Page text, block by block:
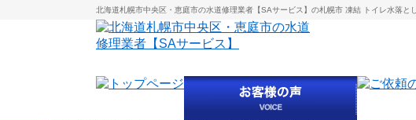
北海道札幌市中央区・恵庭市の水道修理業者【SAサービス】の札幌市 凍結 トイレ水落と